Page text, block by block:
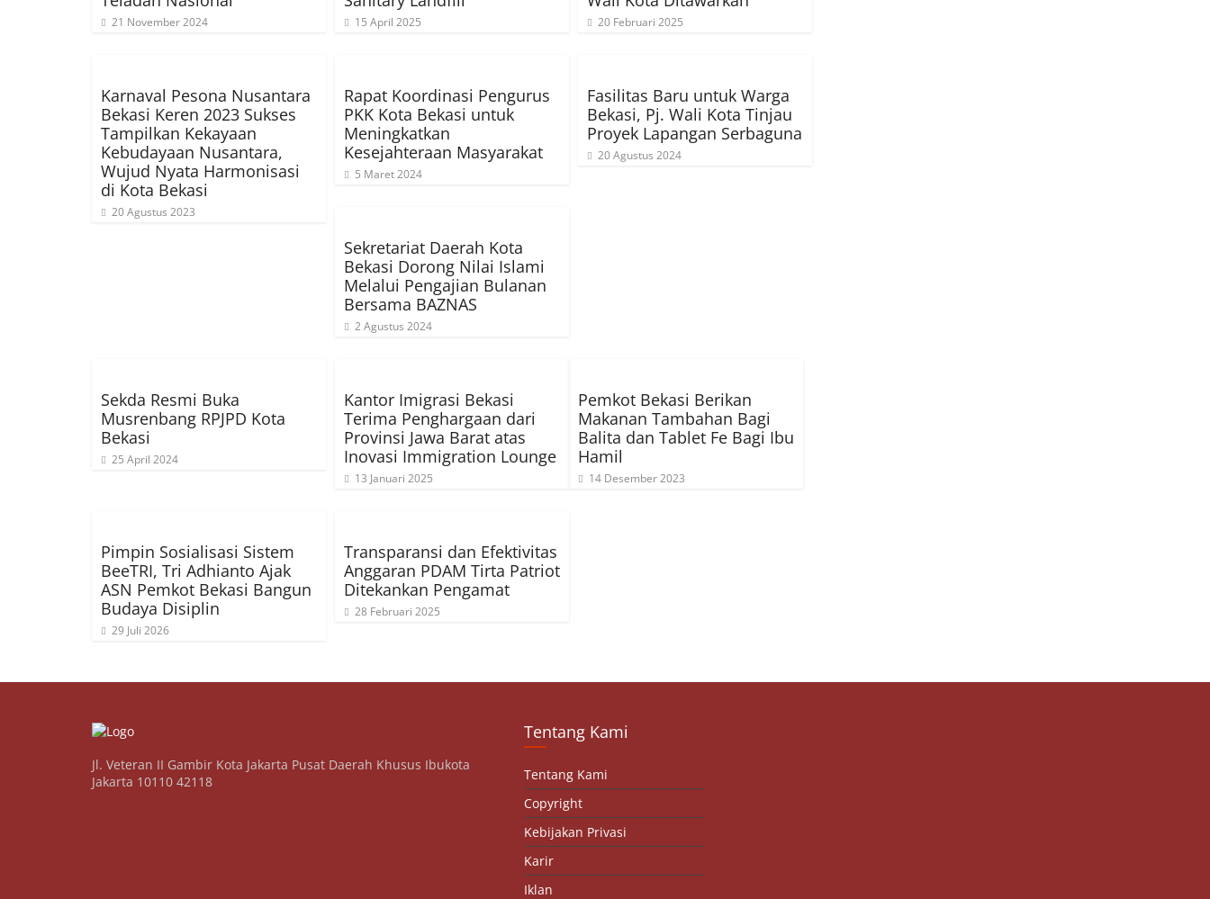
21 November 2024 15 April 2025 20 Februari 2025
Karnaval Pesona Nusantara
Bekasi Keren 2023 Sukses
Tampilkan Kekayaan
Kebudayaan Nusantara,
Wujud Nyata Harmonisasi
di Kota Bekasi
20 Agustus 2023
Rapat Koordinasi Pengurus
PKK Kota Bekasi untuk
Meningkatkan
Kesejahteraan Masyarakat
5 Maret 2024
Fasilitas Baru untuk Warga
Bekasi, Pj. Wali Kota Tinjau
Proyek Lapangan Serbaguna
20 Agustus 2024
Sekretariat Daerah Kota
Bekasi Dorong Nilai Islami
Melalui Pengajian Bulanan
Bersama BAZNAS
2 Agustus 2024
Sekda Resmi Buka
Musrenbang RPJPD Kota
Bekasi
25 April 2024
Kantor Imigrasi Bekasi
Terima Penghargaan dari
Provinsi Jawa Barat atas
Inovasi Immigration Lounge
13 Januari 2025
Pemkot Bekasi Berikan
Makanan Tambahan Bagi
Balita dan Tablet Fe Bagi Ibu
Hamil
14 Desember 2023
Pimpin Sosialisasi Sistem
BeeTRI, Tri Adhianto Ajak
ASN Pemkot Bekasi Bangun
Budaya Disiplin
29 Juli 2026
Transparansi dan Efektivitas
Anggaran PDAM Tirta Patriot
Ditekankan Pengamat
28 Februari 2025
Jl. Veteran II Gambir Kota Jakarta Pusat Daerah Khusus Ibukota
Jakarta 10110 42118
Tentang Kami
Tentang Kami
Copyright
Kebijakan Privasi
Karir
Iklan